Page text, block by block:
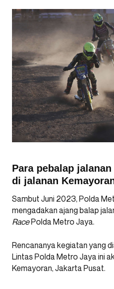
Para pebalap
di jalanan
Sambut Juni 2023, Polda
mengadakan ajang balap
RacePolda Metro Jaya.
Rencananya kegiatan yang
Lintas Polda Metro Jaya ini
Kemayoran, Jakarta Pusat.